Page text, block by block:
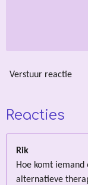
e
e
Verstuur reactie
Reacties
Rik
Hoe komt
alternatieve